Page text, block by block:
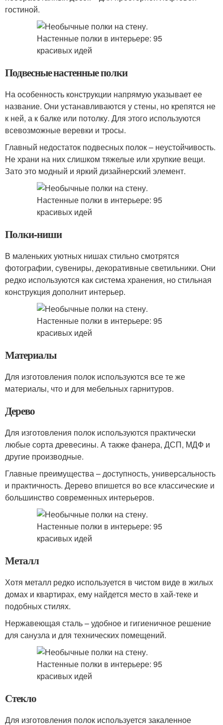
гостиной.
Подвесные настенные полки
На особенность конструкции напрямую указывает ее
название. Они устанавливаются у стены, но крепятся не
к ней, а к балке или потолку. Для этого используются
всевозможные веревки и тросы.
Главный недостаток подвесных полок – неустойчивость.
Не храни на них слишком тяжелые или хрупкие вещи.
Зато это модный и яркий дизайнерский элемент.
Полки-ниши
В маленьких уютных нишах стильно смотрятся
фотографии, сувениры, декоративные светильники. Они
редко используются как система хранения, но стильная
конструкция дополнит интерьер.
Материалы
Для изготовления полок используются все те же
материалы, что и для мебельных гарнитуров.
Дерево
Для изготовления полок используются практически
любые сорта древесины. А также фанера, ДСП, МДФ и
другие производные.
Главные преимущества – доступность, универсальность
и практичность. Дерево впишется во все классические и
большинство современных интерьеров.
Металл
Хотя металл редко используется в чистом виде в жилых
домах и квартирах, ему найдется место в хай-теке и
подобных стилях.
Нержавеющая сталь – удобное и гигиеничное решение
для санузла и для технических помещений.
Стекло
Для изготовления полок используется закаленное